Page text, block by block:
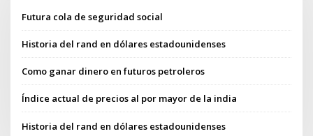
Futura cola de seguridad social
Historia del rand en dólares estadounidenses
Como ganar dinero en futuros petroleros
Índice actual de precios al por mayor de la india
Historia del rand en dólares estadounidenses